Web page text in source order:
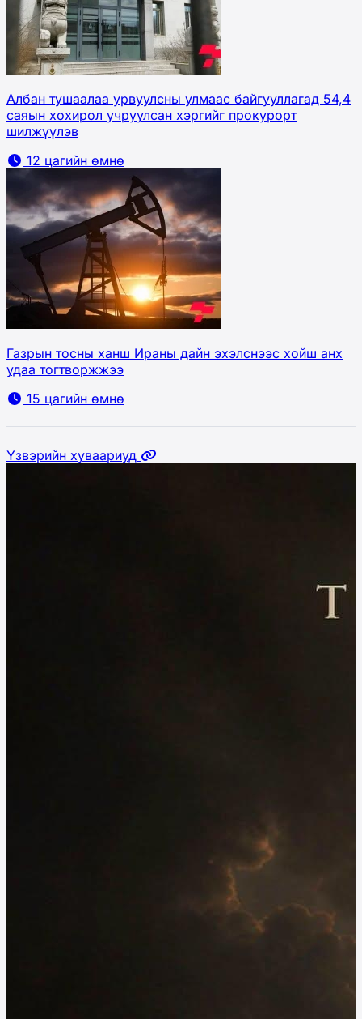
Албан тушаалаа урвуулсны улмаас байгууллагад 54,4
саяын хохирол учруулсан хэргийг прокурорт
шилжүүлэв
12 цагийн өмнө
Газрын тосны ханш Ираны дайн эхэлснээс хойш анх
удаа тогтворжжээ
15 цагийн өмнө
Үзвэрийн хуваариуд